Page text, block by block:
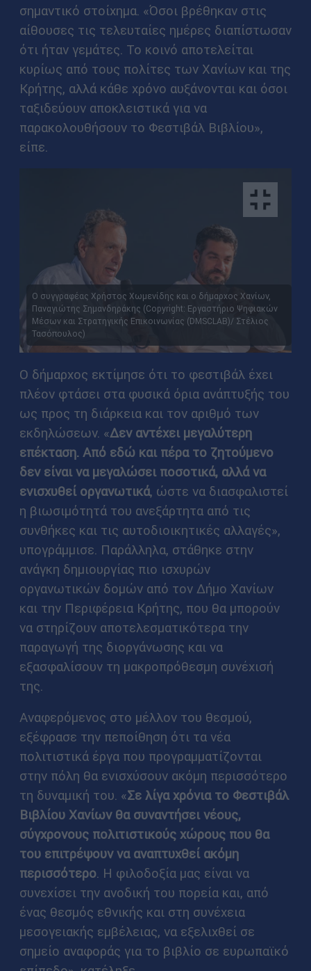
σημαντικό στοίχημα. «Όσοι βρέθηκαν στις
αίθουσες τις τελευταίες ημέρες διαπίστωσαν
ότι ήταν γεμάτες. Το κοινό αποτελείται
κυρίως από τους πολίτες των Χανίων και της
Κρήτης, αλλά κάθε χρόνο αυξάνονται και όσοι
ταξιδεύουν αποκλειστικά για να
παρακολουθήσουν το Φεστιβάλ Βιβλίου»,
είπε.
Ο συγγραφέας Χρήστος Χωμενίδης και ο δήμαρχος Χανίων,
Παναγιώτης Σημανδηράκης (Copyright: Εργαστήριο Ψηφιακών
Μέσων και Στρατηγικής Επικοινωνίας (DMSCLAB)/ Στέλιος
Τασόπουλος)
Ο δήμαρχος εκτίμησε ότι το φεστιβάλ έχει
πλέον φτάσει στα φυσικά όρια ανάπτυξής του
ως προς τη διάρκεια και τον αριθμό των
εκδηλώσεων. «Δεν αντέχει μεγαλύτερη
επέκταση. Από εδώ και πέρα το ζητούμενο
δεν είναι να μεγαλώσει ποσοτικά, αλλά να
ενισχυθεί οργανωτικά, ώστε να διασφαλιστεί
η βιωσιμότητά του ανεξάρτητα από τις
συνθήκες και τις αυτοδιοικητικές αλλαγές»,
υπογράμμισε. Παράλληλα, στάθηκε στην
ανάγκη δημιουργίας πιο ισχυρών
οργανωτικών δομών από τον Δήμο Χανίων
και την Περιφέρεια Κρήτης, που θα μπορούν
να στηρίζουν αποτελεσματικότερα την
παραγωγή της διοργάνωσης και να
εξασφαλίσουν τη μακροπρόθεσμη συνέχισή
της.
Αναφερόμενος στο μέλλον του θεσμού,
εξέφρασε την πεποίθηση ότι τα νέα
πολιτιστικά έργα που προγραμματίζονται
στην πόλη θα ενισχύσουν ακόμη περισσότερο
τη δυναμική του. «Σε λίγα χρόνια το Φεστιβάλ
Βιβλίου Χανίων θα συναντήσει νέους,
σύγχρονους πολιτιστικούς χώρους που θα
του επιτρέψουν να αναπτυχθεί ακόμη
περισσότερο. Η φιλοδοξία μας είναι να
συνεχίσει την ανοδική του πορεία και, από
ένας θεσμός εθνικής και στη συνέχεια
μεσογειακής εμβέλειας, να εξελιχθεί σε
σημείο αναφοράς για το βιβλίο σε ευρωπαϊκό